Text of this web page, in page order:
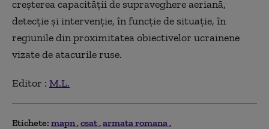
creșterea capacității de supraveghere aeriană,
detecție și intervenție, în funcție de situație, în
regiunile din proximitatea obiectivelor ucrainene
vizate de atacurile ruse.
Editor : M.L.
Etichete: mapn csat armata romana